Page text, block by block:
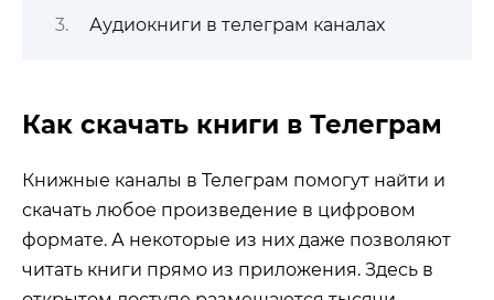
Аудиокниги в телеграм каналах
Как скачать книги в Телеграм
Книжные каналы в Телеграм помогут найти и
скачать любое произведение в цифровом
формате. А некоторые из них даже позволяют
читать книги прямо из приложения. Здесь в